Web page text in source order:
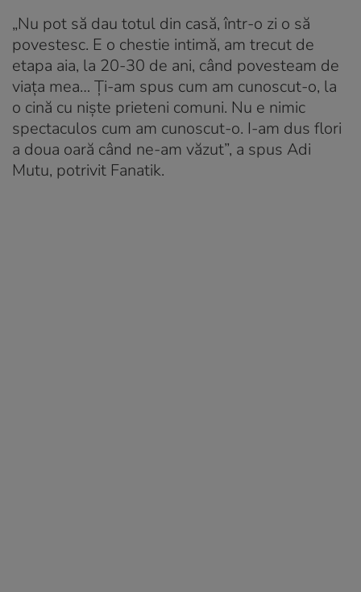
„Nu pot să dau totul din casă, într-o zi o să
povestesc. E o chestie intimă, am trecut de
etapa aia, la 20-30 de ani, când povesteam de
viața mea… Ți-am spus cum am cunoscut-o, la
o cină cu niște prieteni comuni. Nu e nimic
spectaculos cum am cunoscut-o. I-am dus flori
a doua oară când ne-am văzut”, a spus Adi
Mutu, potrivit Fanatik.